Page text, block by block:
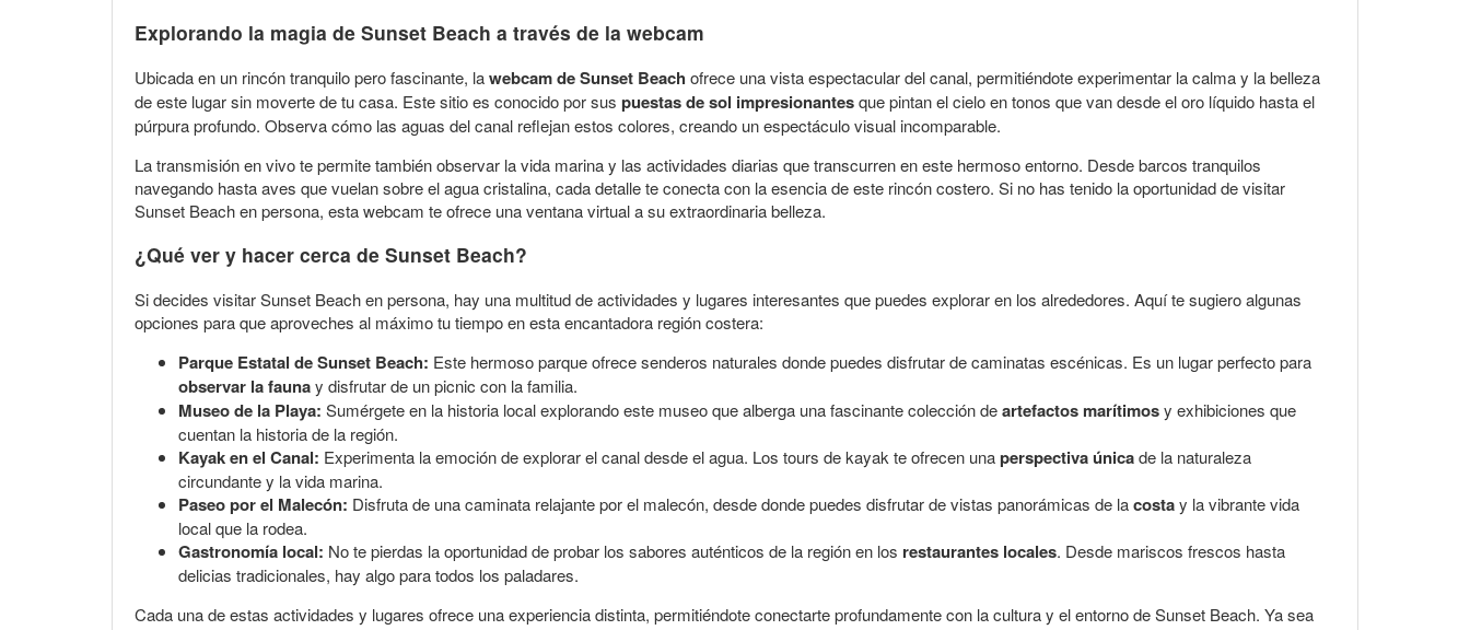
Explorando la magia de Sunset Beach a través de la webcam
Ubicada en un rincón tranquilo pero fascinante, lawebcam de Sunset Beach ofrece una vista espectacular del canal, permitiéndote experimentar la calma y la belleza
de este lugar sin moverte de tu casa. Este sitio es conocido por sus puestas de sol impresionantesque pintan el cielo en tonos que van desde el oro líquido hasta el
púrpura profundo. Observa cómo las aguas del canal reflejan estos colores, creando un espectáculo visual incomparable.
La transmisión en vivo te permite también observar la vida marina y las actividades diarias que transcurren en este hermoso entorno. Desde barcos tranquilos
navegando hasta aves que vuelan sobre el agua cristalina, cada detalle te conecta con la esencia de este rincón costero. Si no has tenido la oportunidad de visitar
Sunset Beach en persona, esta webcam te ofrece una ventana virtual a su extraordinaria belleza.
¿Qué ver y hacer cerca de Sunset Beach?
Si decides visitar Sunset Beach en persona, hay una multitud de actividades y lugares interesantes que puedes explorar en los alrededores. Aquí te sugiero algunas
opciones para que aproveches al máximo tu tiempo en esta encantadora región costera:
Parque Estatal de Sunset Beach: Este hermoso parque ofrece senderos naturales donde puedes disfrutar de caminatas escénicas. Es un lugar perfecto para
observar la faunay disfrutar de un picnic con la familia.
Museo de la Playa: Sumérgete en la historia local explorando este museo que alberga una fascinante colección deartefactos marítimosy exhibiciones que
cuentan la historia de la región.
Kayak en el Canal: Experimenta la emoción de explorar el canal desde el agua. Los tours de kayak te ofrecen unaperspectiva únicade la naturaleza
circundante y la vida marina.
Paseo por el Malecón: Disfruta de una caminata relajante por el malecón, desde donde puedes disfrutar de vistas panorámicas de lacostay la vibrante vida
local que la rodea.
Gastronomía local: No te pierdas la oportunidad de probar los sabores auténticos de la región en los restaurantes locales. Desde mariscos frescos hasta
delicias tradicionales, hay algo para todos los paladares.
Cada una de estas actividades y lugares ofrece una experiencia distinta, permitiéndote conectarte profundamente con la cultura y el entorno de Sunset Beach. Ya sea